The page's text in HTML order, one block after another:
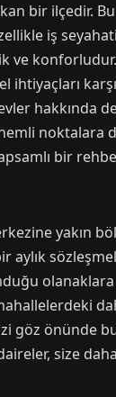
bir ilçedir.
iş
ihtiyaçları
hakkında
noktalara
bir
yakın
önünde
size